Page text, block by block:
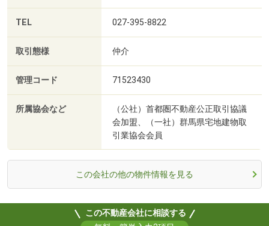
TEL 027-395-8822
取引態様 仲介
管理コード 71523430
所属協会など
（公社）首都圏不動産公正取引協議
会加盟、（一社）群馬県宅地建物取
引業協会会員
この会社の他の物件情報を見る
この不動産会社に相談する